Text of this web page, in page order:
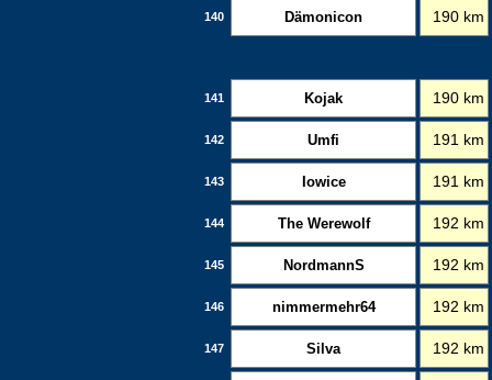
140 Dämonicon 190 km
141 Kojak 190 km
142 Umfi 191 km
143 Iowice 191 km
144 The Werewolf 192 km
145 NordmannS 192 km
146 nimmermehr64 192 km
147 Silva 192 km